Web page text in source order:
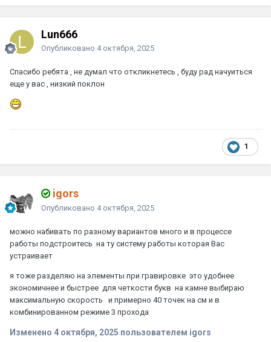
Lun666
Опубликовано 4 октября, 2025
Спасибо ребята , не думал что откликнетесь , буду рад начуиться
еще у вас , низкий поклон
1
igors
Опубликовано 4 октября, 2025
можно набивать по разному вариантов много и в процессе
работы подстроитесь на ту систему работы которая Вас
устраивает
я тоже разделяю на элементы при гравировке это удобнее
экономичнее и быстрее для четкости букв на камне выбираю
максимальную скорость и примерно 40 точек на см и в
комбинированном режиме 3 прохода
Изменено 4 октября, 2025 пользователем igors